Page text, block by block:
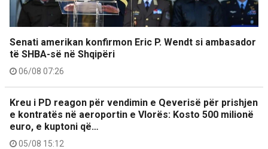
Senati amerikan konfirmon Eric P. Wendt si ambasador
të SHBA-së në Shqipëri
06/08 07:26
Kreu i PD reagon për vendimin e Qeverisë për prishjen
e kontratës në aeroportin e Vlorës: Kosto 500 milionë
euro, e kuptoni që…
05/08 15:12